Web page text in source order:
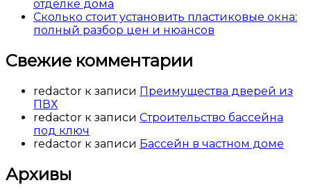
отделке дома
Сколько стоит установить пластиковые окна:
полный разбор цен и нюансов
Свежие комментарии
redactor к записи Преимущества дверей из
ПВХ
redactor к записи Строительство бассейна
под ключ
redactor к записи Бассейн в частном доме
Архивы